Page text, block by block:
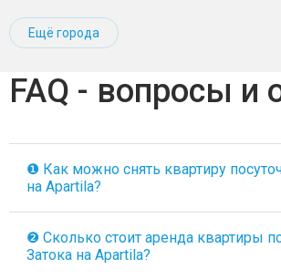
Ещё города
FAQ - вопросы и
❶ Как можно снять квартиру
на Apartila?
❷ Сколько стоит аренда квартиры
Затока на Apartila?